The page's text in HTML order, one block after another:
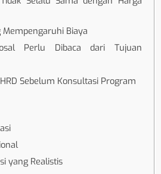
Biaya
Perlu Dibaca dari Tujuan
Sebelum Konsultasi Program
yang Realistis